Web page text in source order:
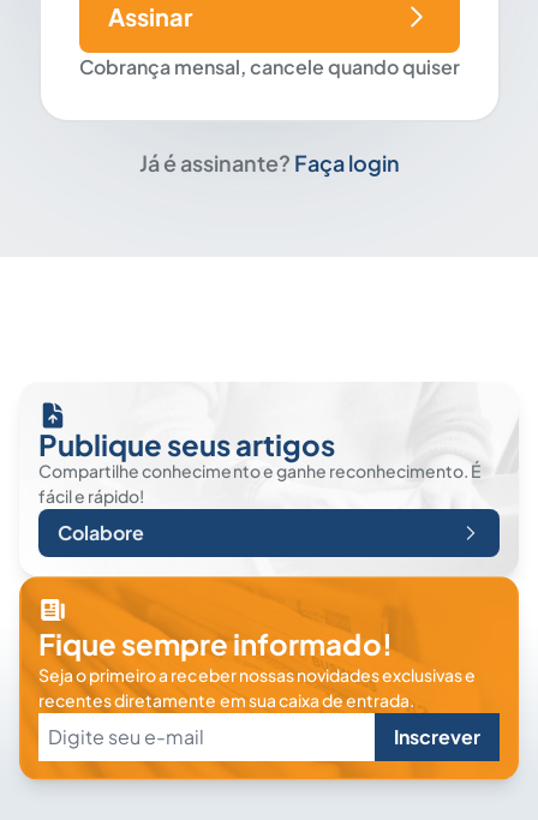
Cobrança mensal, cancele quando quiser
Assinar
Já é assinante? Faça login
Publique seus artigos
Compartilhe conhecimento e ganhe reconhecimento. É
fácil e rápido!
Colabore
Fique sempre informado!
Seja o primeiro a receber nossas novidades exclusivas e
recentes diretamente em sua caixa de entrada.
Inscrever